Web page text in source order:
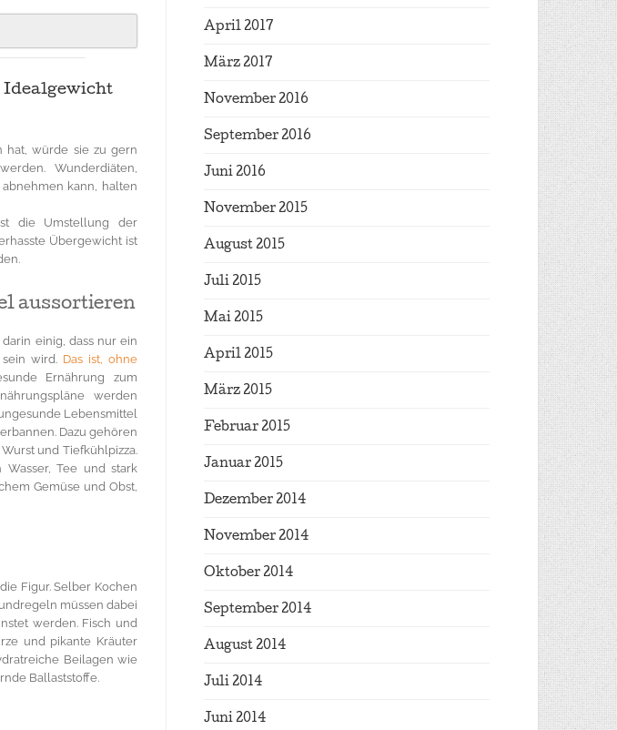
Idealgewicht
hat, würde sie zu gern
Wunderdiäten,
kann, halten
die Umstellung der
Übergewicht ist
aussortieren
einig, dass nur ein
wird. Das ist, ohne
Ernährung zum
werden
Lebensmittel
Dazu gehören
und Tiefkühlpizza.
Tee und stark
Gemüse und Obst,
Figur. Selber Kochen
müssen dabei
werden. Fisch und
und pikante Kräuter
Beilagen wie
Ballaststoffe.
April 2017
März 2017
November 2016
September 2016
Juni 2016
November 2015
August 2015
Juli 2015
Mai 2015
April 2015
März 2015
Februar 2015
Januar 2015
Dezember 2014
November 2014
Oktober 2014
September 2014
August 2014
Juli 2014
Juni 2014